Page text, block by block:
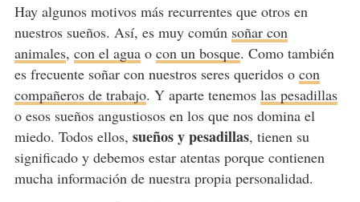
Hay algunos motivos más recurrentes que otros en
nuestros sueños. Así, es muy común soñar con
animales, con el aguao con un bosque. Como también
es frecuente soñar con nuestros seres queridos o con
compañeros de trabajo. Y aparte tenemos las pesadillas
o esos sueños angustiosos en los que nos domina el
miedo. Todos ellos, sueños y pesadillas, tienen su
significado y debemos estar atentas porque contienen
mucha información de nuestra propia personalidad.